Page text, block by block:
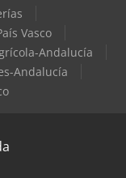
Vasco
Andalucía
Andalucía